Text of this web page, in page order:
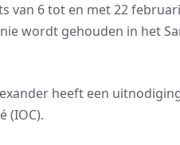
van 6 tot en met 22
wordt gehouden in het
heeft een
(IOC).